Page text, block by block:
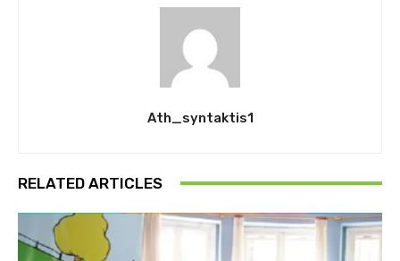
Ath_syntaktis1
RELATED ARTICLES